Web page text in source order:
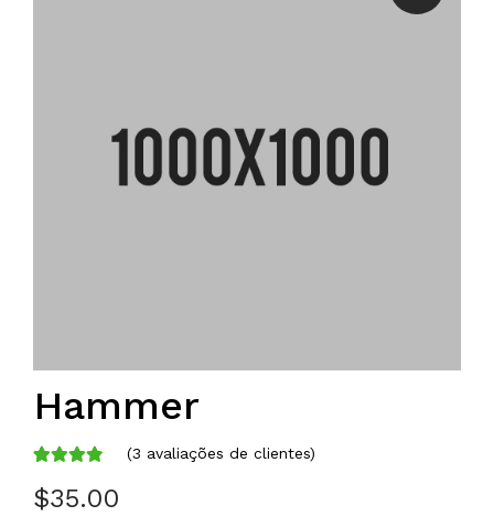
Hammer
como
(3 avaliações de clientes)
$35.00